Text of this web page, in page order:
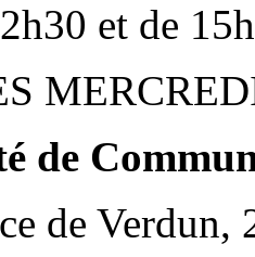
et de
de
de Verdun,